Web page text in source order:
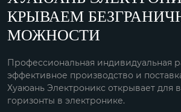
КРЫВАЕМ
МОЖНОСТИ
Профессиональная индивидуальная
эффективное производство и
Хуаюань Электроникс открывает для
горизонты в электронике.